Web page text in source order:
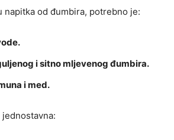
napitka od đumbira, potrebno je:
i sitno mljevenog đumbira.
i med.